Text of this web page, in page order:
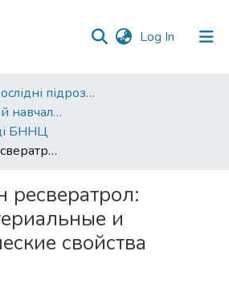
Log In (current)
Науково-дослідні підрозділи
Біотехнологічний навчально-науковий центр
БННЦ
Фитоалексин ресвератрол: противобактериальные и антимикотические свойства
ресвератрол:
и
свойства